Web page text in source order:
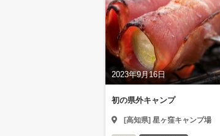
2023年9月16日
初の県外キャンプ
[高知県] 星ヶ窪キャンプ場